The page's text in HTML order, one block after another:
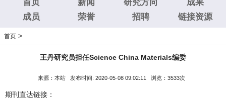
首页 新闻 研究方向
成果
成员
荣誉 招聘 链接资源
首页 >
王丹研究员担任Science China Materials编委
来源：本站 发布时间: 2020-05-08 09:02:11 浏览：3533次
期刊直达链接：